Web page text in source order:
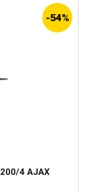
-54%
4 AJAX